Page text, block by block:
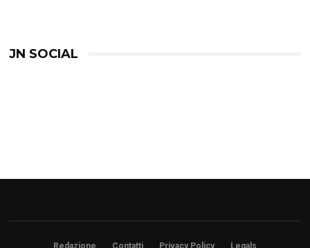
JN SOCIAL
Redazione Contatti Privacy Policy Legals